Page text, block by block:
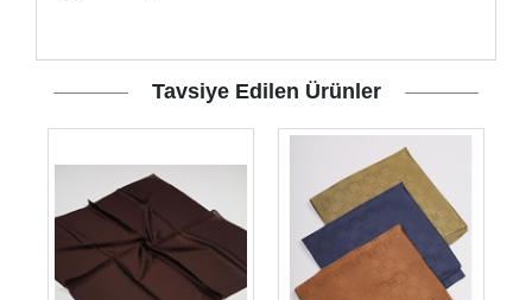
Tavsiye Edilen Ürünler